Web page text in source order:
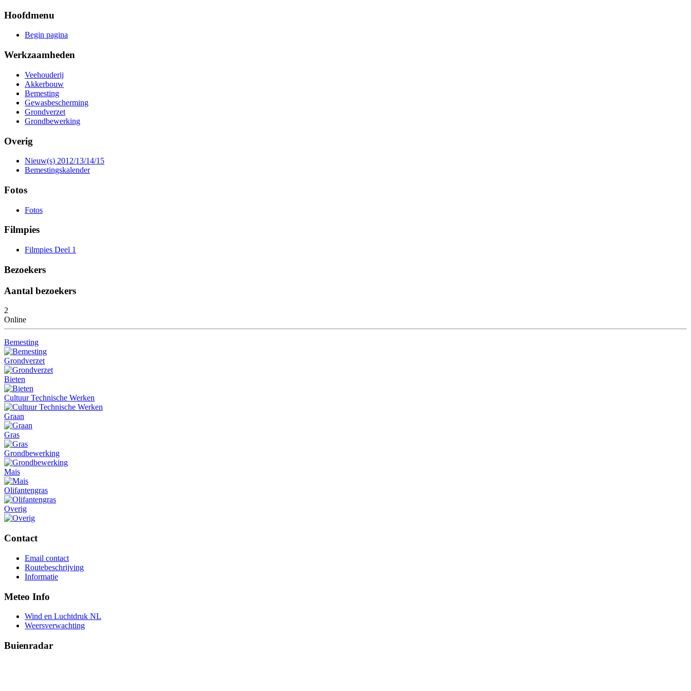
Hoofdmenu
Begin pagina
Werkzaamheden
Veehouderij
Akkerbouw
Bemesting
Gewasbescherming
Grondverzet
Grondbewerking
Overig
Nieuw(s) 2012/13/14/15
Bemestingskalender
Fotos
Fotos
Filmpies
Filmpies Deel 1
Bezoekers
Aantal bezoekers
2
Online
Bemesting
Grondverzet
Bieten
Cultuur Technische Werken
Graan
Gras
Grondbewerking
Mais
Olifantengras
Overig
Contact
Email contact
Routebeschrijving
Informatie
Meteo Info
Wind en Luchtdruk NL
Weersverwachting
Buienradar